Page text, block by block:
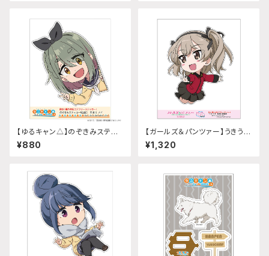
【ゆるキャン△】のぞきみステッ
カー (中津川メイ『SEASON3』)
給油口サイズ
¥880
【ガールズ＆パンツァー】うきうき
ステッカー (島田愛里寿 聖グロ
リアーナver.)A5サイズ
¥1,320